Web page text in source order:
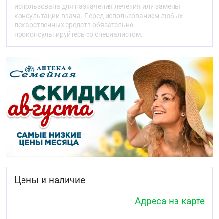
стойка к многократной дезинфекции.-
подходит для многократного и
продолжительного применения.
Показания
Грелка комбинированная предназначена для
местного согревания тела (грелка с пробкой),
промываний и спринцеваний (грелка с
комплектующими деталями).
Способ применения
Эксплуатация.
Перед применением грелку промыть горячей
водой температурой не выше 90°С, снаружи
протереть два раза марлевым тампоном,
смоченным в 1%-ном растворе хлорамина или 3%-
ном растворе перекиси водорода с добавлением
0,5%-ного раствора моющего средства ("Новость",
водой.С целью исключения вытекания воды из
использована для назначения лечения или замены
консультации врача. Перед использованием любых
лекарственных средств обязательно
проконсультируйтесь со специалистом.
Цены и наличие
Адреса на карте